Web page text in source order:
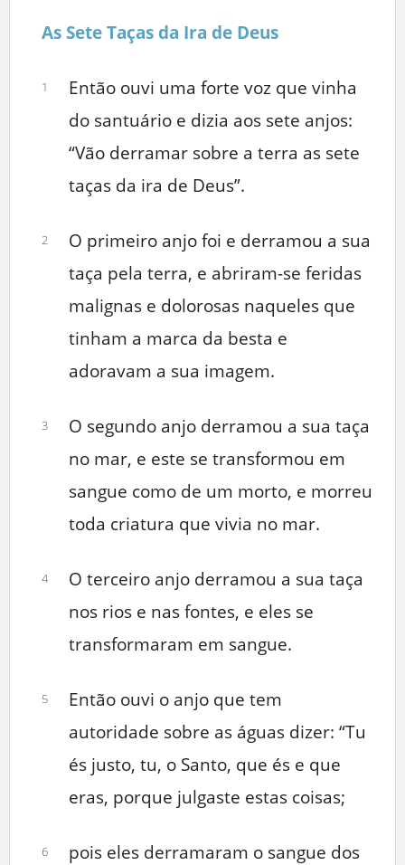
As Sete Taças da Ira de Deus
1
Então ouvi uma forte voz que vinha
do santuário e dizia aos sete anjos:
“Vão derramar sobre a terra as sete
taças da ira de Deus”.
2
O primeiro anjo foi e derramou a sua
taça pela terra, e abriram-se feridas
malignas e dolorosas naqueles que
tinham a marca da besta e
adoravam a sua imagem.
3
O segundo anjo derramou a sua taça
no mar, e este se transformou em
sangue como de um morto, e morreu
toda criatura que vivia no mar.
4
O terceiro anjo derramou a sua taça
nos rios e nas fontes, e eles se
transformaram em sangue.
5
Então ouvi o anjo que tem
autoridade sobre as águas dizer: “Tu
és justo, tu, o Santo, que és e que
eras, porque julgaste estas coisas;
6
pois eles derramaram o sangue dos